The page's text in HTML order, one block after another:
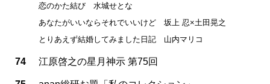
恋のかた結び 水城せとな
あなたがいいならそれでいいけど 坂上 忍×土田晃之
とりあえず結婚してみました日記 山内マリコ
74 江原啓之の星月神示 第75回